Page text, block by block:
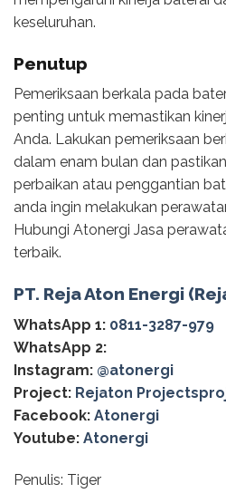
keseluruhan.
Penutup
Pemeriksaan berkala pada
penting untuk memastikan
Anda. Lakukan pemeriksaan
dalam enam bulan dan
perbaikan atau penggantian
anda ingin melakukan
Hubungi Atonergi Jasa
terbaik.
PT. Reja Aton Energi
WhatsApp 1: 0811-3287-979
WhatsApp 2:
Instagram: @‌atonergi
Project: Rejaton
Facebook: Atonergi
Youtube: Atonergi
Penulis: Tiger